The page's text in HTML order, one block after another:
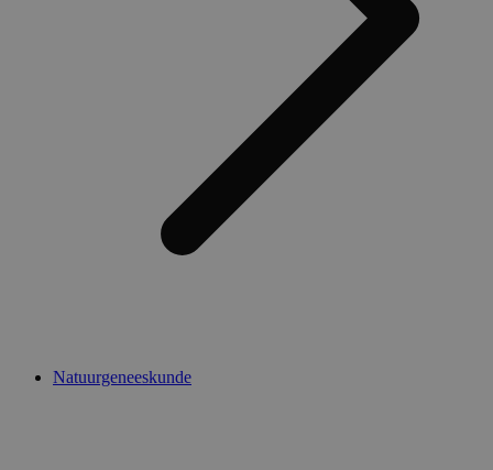
Natuurgeneeskunde